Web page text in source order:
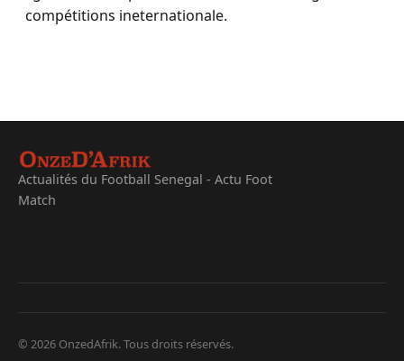
compétitions ineternationale.
Actualités du Football Senegal - Actu Foot
Match
© 2026 OnzedAfrik. Tous droits réservés.